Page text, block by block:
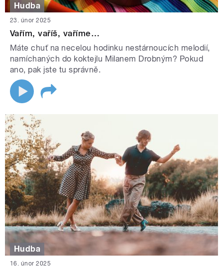
Hudba
23. únor 2025
Vařím, vaříš, vaříme…
Máte chuť na necelou hodinku nestárnoucích melodií,
namíchaných do koktejlu Milanem Drobným? Pokud
ano, pak jste tu správně.
Hudba
16. únor 2025